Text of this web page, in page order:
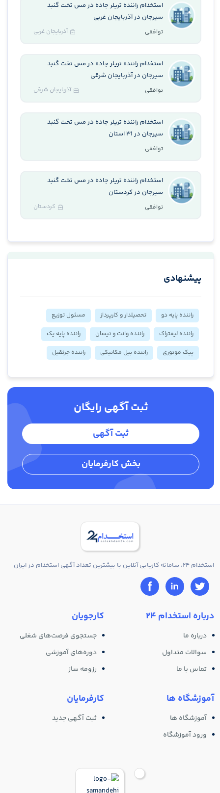
استخدام راننده تریلر جاده در مس تخت گنبد
سیرجان در آذربایجان غربی
توافقی آذربایجان غربی
استخدام راننده تریلر جاده در مس تخت گنبد
سیرجان در آذربایجان شرقی
توافقی آذربایجان شرقی
استخدام راننده تریلر جاده در مس تخت گنبد
سیرجان در ۳۱ استان
توافقی
استخدام راننده تریلر جاده در مس تخت گنبد
سیرجان در کردستان
توافقی کردستان
پیشنهادی
راننده پایه دو تحصیلدار و کارپرداز
مسئول توزیع
راننده لیفتراک
راننده وانت و نیسان
راننده پایه یک
پیک موتوری
راننده بیل مکانیکی راننده جرثقیل
ثبت آگهی رایگان
ثبت آگهی
بخش کارفرمایان
استخدام 24: سامانه کاریابی آنلاین با بیشترین تعداد آگهی استخدام در ایران
درباره استخدام 24
درباره ما
سوالات متداول
تماس با ما
آموزشگاه ها
آموزشگاه ها
ورود آموزشگاه
کارجویان
جستجوی فرصت‌های شغلی
دوره‌های آموزشی
رزومه ساز
کارفرمایان
ثبت آگهی جدید